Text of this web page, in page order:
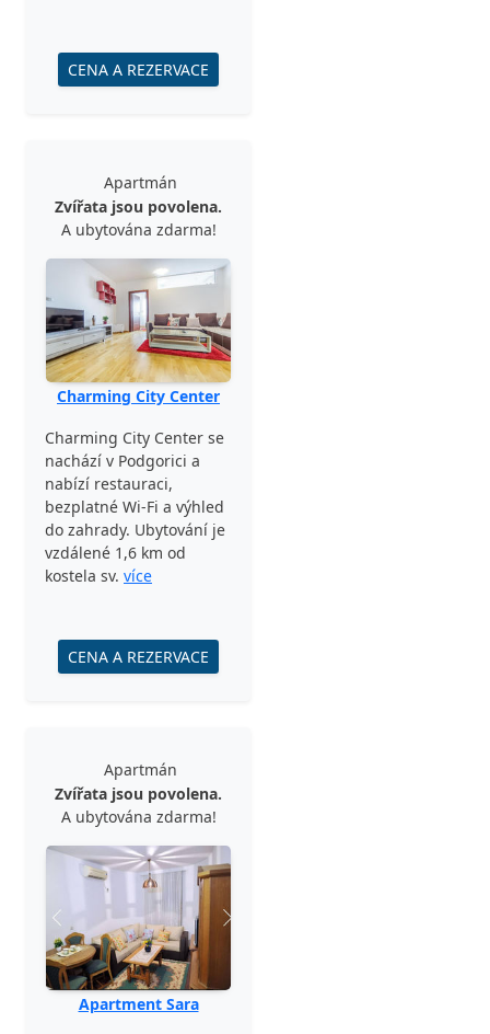
CENA A REZERVACE
Apartmán
Zvířata jsou povolena.
A ubytována zdarma!
Charming City Center
Charming City Center se
nachází v Podgorici a
nabízí restauraci,
bezplatné Wi-Fi a výhled
do zahrady. Ubytování je
vzdálené 1,6 km od
kostela sv. více
CENA A REZERVACE
Apartmán
Zvířata jsou povolena.
A ubytována zdarma!
Apartment Sara